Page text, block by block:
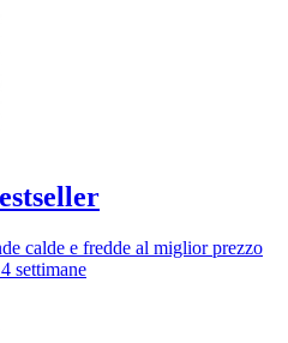
calde e fredde al miglior prezzo
settimane